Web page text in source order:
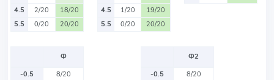
4.5
2/20
18/20
5.5
0/20 20/20
4.5
1/20
19/20
5.5
0/20 20/20
Ф
-0.5
8/20
Ф2
-0.5
8/20